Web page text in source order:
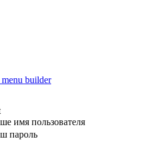
builder
имя пользователя
пароль